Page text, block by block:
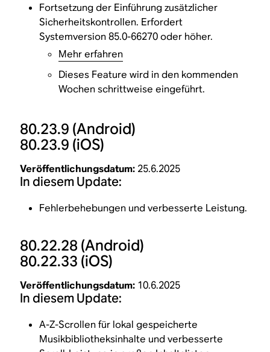
Fortsetzung der Einführung zusätzlicher
Sicherheitskontrollen. Erfordert
Systemversion 85.0-66270 oder höher.
Mehr erfahren
Dieses Feature wird in den kommenden
Wochen schrittweise eingeführt.
80.23.9 (Android)
80.23.9 (iOS)
Veröffentlichungsdatum: 25.6.2025
In diesem Update:
Fehlerbehebungen und verbesserte Leistung.
80.22.28 (Android)
80.22.33 (iOS)
Veröffentlichungsdatum: 10.6.2025
In diesem Update:
A-Z-Scrollen für lokal gespeicherte
Musikbibliotheksinhalte und verbesserte